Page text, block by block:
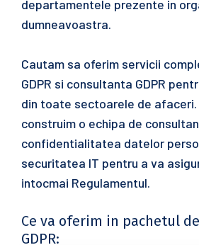
departamentele prezente in
dumneavoastra.
Cautam sa oferim servicii
GDPR si consultanta GDPR
din toate sectoarele de afaceri.
construim o echipa de
confidentialitatea datelor
securitatea IT pentru a va
intocmai Regulamentul.
Ce va oferim in pachetul de
GDPR: